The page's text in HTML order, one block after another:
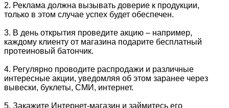
2. Реклама должна вызывать доверие к продукции,
только в этом случае успех будет обеспечен.
3. В день открытия проведите акцию – например,
каждому клиенту от магазина подарите бесплатный
протеиновый батончик.
4. Регулярно проводите распродажи и различные
интересные акции, уведомляя об этом заранее через
вывески, буклеты, СМИ, интернет.
5. Закажите Интернет-магазин и займитесь его